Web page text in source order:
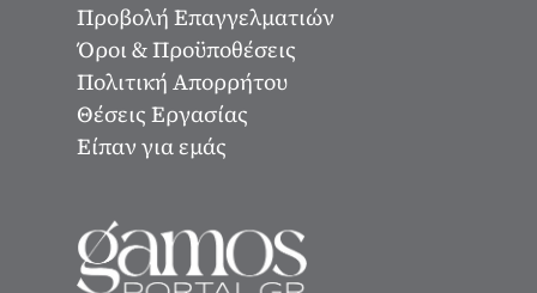
Προβολή Επαγγελματιών
Όροι & Προϋποθέσεις
Πολιτική Απορρήτου
Θέσεις Εργασίας
Είπαν για εμάς